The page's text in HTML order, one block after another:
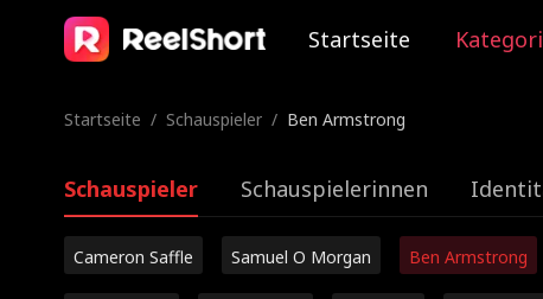
Startseite
Startseite / Schauspieler / Ben Armstrong
Schauspieler Schauspielerinnen
Cameron Saffle Samuel O Morgan Ben Armstrong